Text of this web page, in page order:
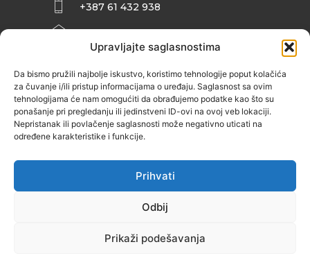
Upravljajte saglasnostima
Da bismo pružili najbolje iskustvo, koristimo tehnologije poput kolačića
za čuvanje i/ili pristup informacijama o uređaju. Saglasnost sa ovim
tehnologijama će nam omogućiti da obrađujemo podatke kao što su
ponašanje pri pregledanju ili jedinstveni ID-ovi na ovoj veb lokaciji.
Nepristanak ili povlačenje saglasnosti može negativno uticati na
određene karakteristike i funkcije.
Prihvati
Odbij
Prikaži podešavanja
+387 61 432 938
ZENIČANKA, 3. SPRAT), 72000 ZENICA